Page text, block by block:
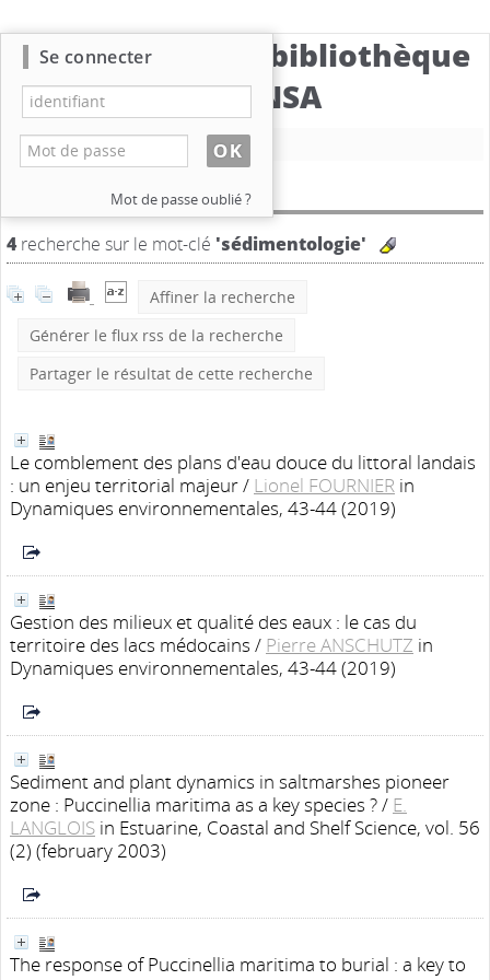
Catalogue de la bibliothèque
du CBNSA
Nouvelle recherche
Résultat de la recherche
4recherche sur le mot-clé 'sédimentologie'
Affiner la recherche
Générer le flux rss de la recherche
Partager le résultat de cette recherche
Le comblement des plans d'eau douce du littoral landais
: un enjeu territorial majeur/ Lionel FOURNIER in
Dynamiques environnementales, 43-44 (2019)
Gestion des milieux et qualité des eaux : le cas du
territoire des lacs médocains / Pierre ANSCHUTZ in
Dynamiques environnementales, 43-44 (2019)
Sediment and plant dynamics in saltmarshes pioneer
zone : Puccinellia maritima as a key species ?/ E.
LANGLOIS in Estuarine, Coastal and Shelf Science, vol. 56
(2) (february 2003)
The response of Puccinellia maritima to burial : a key to
Se connecter
Mot de passe oublié ?